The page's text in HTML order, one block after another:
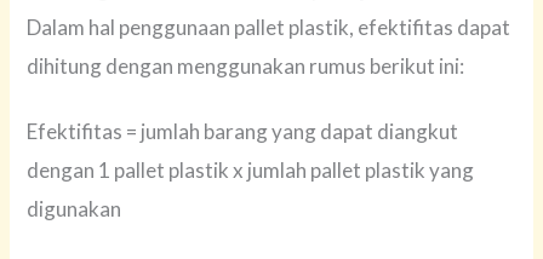
Dalam hal penggunaan pallet plastik, efektifitas dapat
dihitung dengan menggunakan rumus berikut ini:
Efektifitas = jumlah barang yang dapat diangkut
dengan 1 pallet plastik x jumlah pallet plastik yang
digunakan